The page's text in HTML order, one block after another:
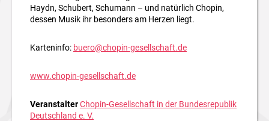
Haydn, Schubert, Schumann – und natürlich Chopin,
dessen Musik ihr besonders am Herzen liegt.
Karteninfo: buero@chopin-gesellschaft.de
www.chopin-gesellschaft.de
VeranstalterChopin-Gesellschaft in der Bundesrepublik
Deutschland e. V.